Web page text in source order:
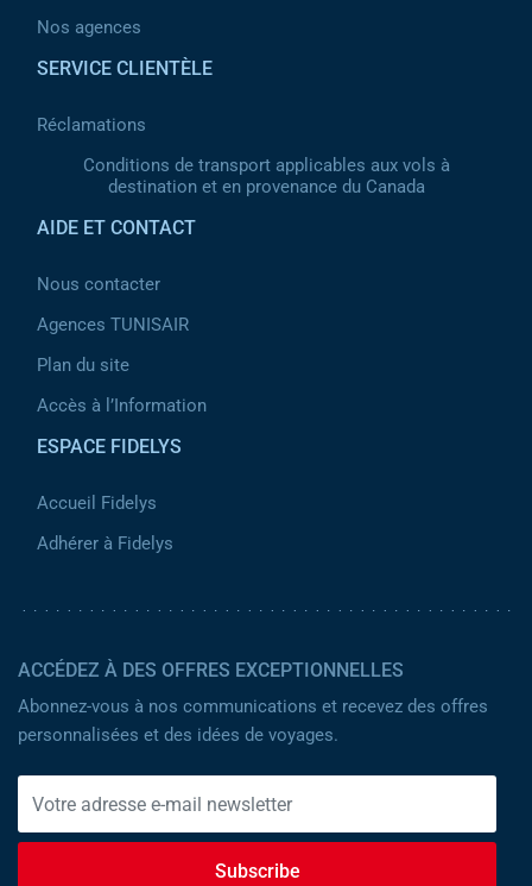
Nos agences
SERVICE CLIENTÈLE
Réclamations
Conditions de transport applicables aux vols à
destination et en provenance du Canada
AIDE ET CONTACT
Nous contacter
Agences TUNISAIR
Plan du site
Accès à l’Information
ESPACE FIDELYS
Accueil Fidelys
Adhérer à Fidelys
ACCÉDEZ À DES OFFRES EXCEPTIONNELLES
Abonnez-vous à nos communications et recevez des offres
personnalisées et des idées de voyages.
Subscribe